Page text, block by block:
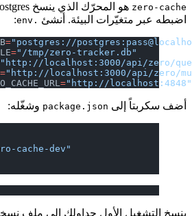
zero-cache
اضبطه عبر متغيّرات البيئة. أنشئ.env
:
= "postgres://
= "/tmp/zero-tracker.db"
= "http://localhost:3000/api/zero/
= "http://localhost:3000/api/zero/
= "http://
أضف سكربتاً إلى package.jsonوشغّله:
cache-dev"